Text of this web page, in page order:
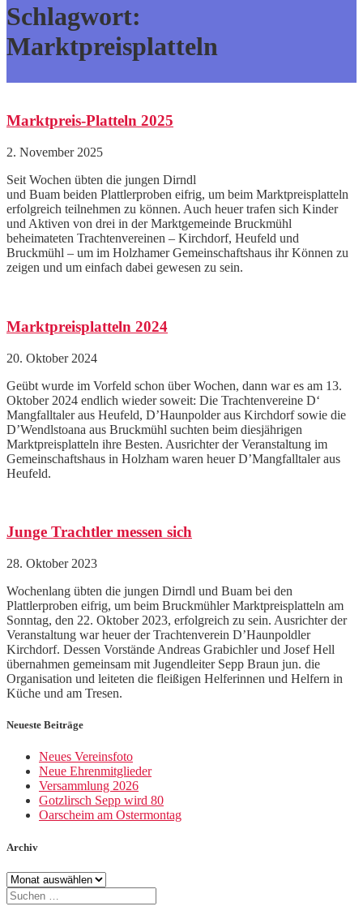
Schlagwort:
Marktpreisplatteln
Marktpreis-Platteln 2025
2. November 2025
Seit Wochen übten die jungen Dirndl
und Buam beiden Plattlerproben eifrig, um beim Marktpreisplatteln
erfolgreich teilnehmen zu können. Auch heuer trafen sich Kinder
und Aktiven von drei in der Marktgemeinde Bruckmühl
beheimateten Trachtenvereinen – Kirchdorf, Heufeld und
Bruckmühl – um im Holzhamer Gemeinschaftshaus ihr Können zu
zeigen und um einfach dabei gewesen zu sein.
Marktpreisplatteln 2024
20. Oktober 2024
Geübt wurde im Vorfeld schon über Wochen, dann war es am 13.
Oktober 2024 endlich wieder soweit: Die Trachtenvereine D‘
Mangfalltaler aus Heufeld, D’Haunpolder aus Kirchdorf sowie die
D’Wendlstoana aus Bruckmühl suchten beim diesjährigen
Marktpreisplatteln ihre Besten. Ausrichter der Veranstaltung im
Gemeinschaftshaus in Holzham waren heuer D’Mangfalltaler aus
Heufeld.
Junge Trachtler messen sich
28. Oktober 2023
Wochenlang übten die jungen Dirndl und Buam bei den
Plattlerproben eifrig, um beim Bruckmühler Marktpreisplatteln am
Sonntag, den 22. Oktober 2023, erfolgreich zu sein. Ausrichter der
Veranstaltung war heuer der Trachtenverein D’Haunpoldler
Kirchdorf. Dessen Vorstände Andreas Grabichler und Josef Hell
übernahmen gemeinsam mit Jugendleiter Sepp Braun jun. die
Organisation und leiteten die fleißigen Helferinnen und Helfern in
Küche und am Tresen.
Neueste Beiträge
Neues Vereinsfoto
Neue Ehrenmitglieder
Versammlung 2026
Gotzlirsch Sepp wird 80
Oarscheim am Ostermontag
Archiv
Archiv
Suche
nach: